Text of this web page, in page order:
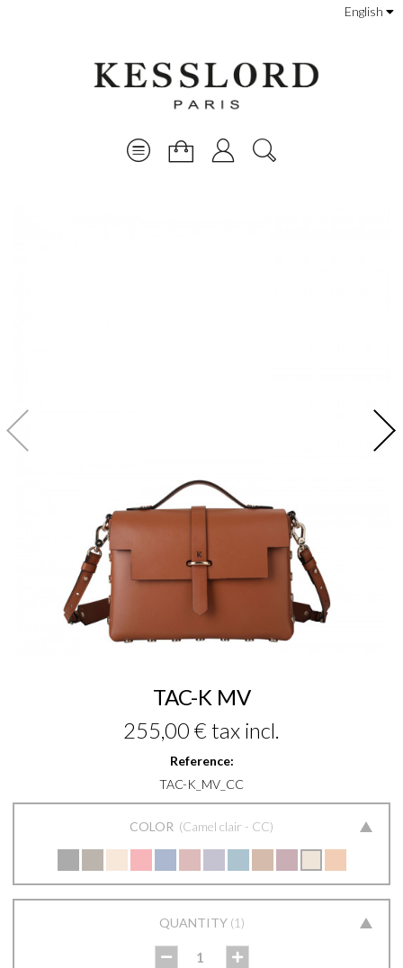
English
TAC-K MV
255,00 € tax incl.
Reference:
TAC-K_MV_CC
COLOR Camel clair - CC
QUANTITY 1